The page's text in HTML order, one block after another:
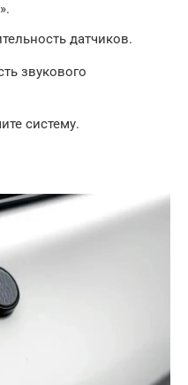
датчиков.
звукового
систему.